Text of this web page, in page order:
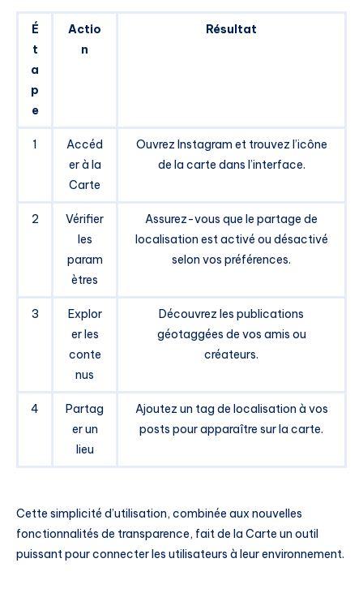
É
t
a
p
e
Actio
n
Résultat
1
Accéd
er à la
Carte
Ouvrez Instagram et trouvez l’icône
de la carte dans l’interface.
2
Vérifier
les
param
ètres
Assurez-vous que le partage de
localisation est activé ou désactivé
selon vos préférences.
3
Explor
er les
conte
nus
Découvrez les publications
géotaggées de vos amis ou
créateurs.
4
Partag
er un
lieu
Ajoutez un tag de localisation à vos
posts pour apparaître sur la carte.
Cette simplicité d’utilisation, combinée aux nouvelles
fonctionnalités de transparence, fait de la Carte un outil
puissant pour connecter les utilisateurs à leur environnement.